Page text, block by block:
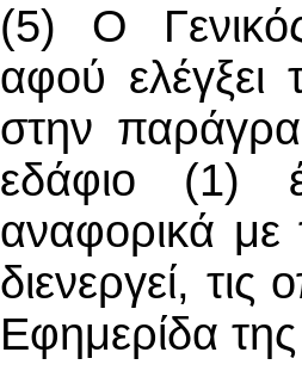
(5) Ο
αφού ελέγξει
στην
εδάφιο (1)
αναφορικά
διενεργεί,
Εφημερίδα